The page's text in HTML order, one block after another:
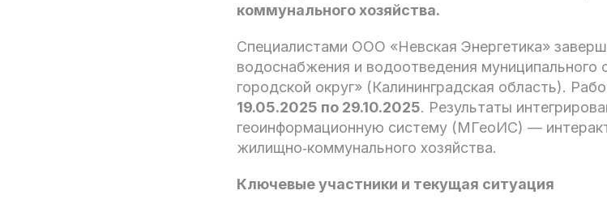
коммунального хозяйства.
Специалистами ООО «Невская Энергетика»
водоснабжения и водоотведения муниципального
городской округ» (Калининградская область).
19.05.2025 по 29.10.2025. Результаты
геоинформационную систему (МГеоИС) —
жилищно‑коммунального хозяйства.
Ключевые участники и текущая ситуация